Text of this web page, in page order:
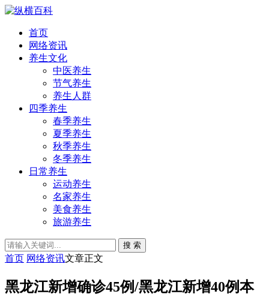
首页
网络资讯
养生文化
中医养生
节气养生
养生人群
四季养生
春季养生
夏季养生
秋季养生
冬季养生
日常养生
运动养生
名家养生
美食养生
旅游养生
搜 索
首页 网络资讯文章正文
黑龙江新增确诊45例/黑龙江新增40例本